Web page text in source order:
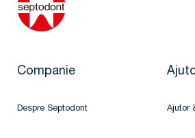
Companie
Despre Septodont Ajutor